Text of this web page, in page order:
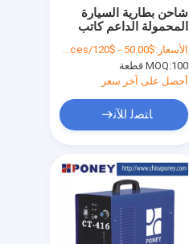
شاحن بطارية السيارة
المحمولة الداعم كاتب
12V 24V OEM المتاحة
الأسعار:$50.00 - $120/Pieces
MOQ:100 قطعة
أحصل على آخر سعر
ﺎﺘﺼﻟ ﺍﻶﻧ